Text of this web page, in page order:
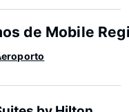
de Mobile